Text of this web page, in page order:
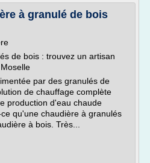
à granulé de bois
de bois : trouvez un artisan
par des granulés de
de chauffage complète
production d'eau chaude
qu'une chaudière à granulés
à bois. Très...